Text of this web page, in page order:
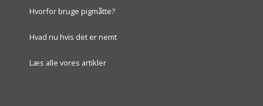
Hvorfor bruge pigmåtte?
Hvad nu hvis det er nemt
Læs alle vores artikler